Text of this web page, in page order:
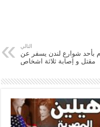
التالي
بأحد شوارع لندن يسفر عن
مقتل و إصابة ثلاثة اشخاص